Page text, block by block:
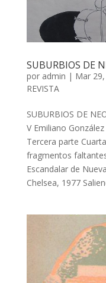
SUBURBIOS DE
por admin | Mar
REVISTA
SUBURBIOS DE
V Emiliano
Tercera parte
fragmentos
Escandalar de
Chelsea, 1977